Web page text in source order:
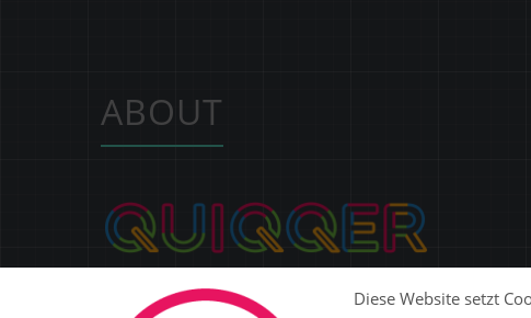
ABOUT
Ob Website, SaaS-Plattform, E-Commerce oder ERP:
Diese Website setzt